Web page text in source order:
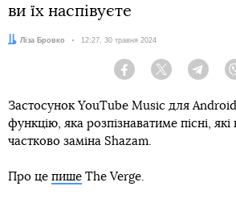
ви їх наспівуєте
Автор:
Ліза Бровко Дата:
12:27, 30 травня 2024
Facebook Twitter
Застосунок YouTube Music для
функцію, яка розпізнаватиме пісні, які
частково заміна Shazam.
Про це пише The Verge.